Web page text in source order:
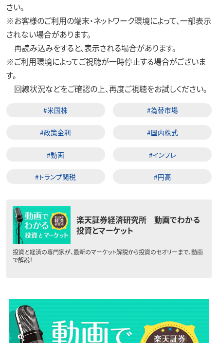
さい。
※お客様のご利用の端末・ネットワーク環境によって、一部表示
されない場合があります。
再読み込みをすると、表示される場合があります。
※ご利用環境によってご視聴が一時停止する場合がございま
す。
回線状況などをご確認の上、再度ご視聴をお試しください。
#米国株 #為替市場
#政策金利 #国内株式
#動画 #インフレ
#トランプ関税 #円高
楽天証券経済研究所 動画でわかる
投資とマーケット
投資と経済の専門家が、最新のマーケット解説から投資のセオリーまで、動画
で解説！